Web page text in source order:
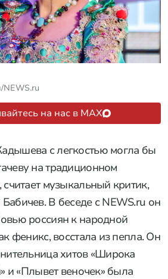
на нас в MAX
с легкостью могла бы
на традиционном
считает музыкальный критик,
В беседе с NEWS.ru он
россиян к народной
феникс, восстала из пепла. Он
хитов «Широка
и «Плывет веночек» была